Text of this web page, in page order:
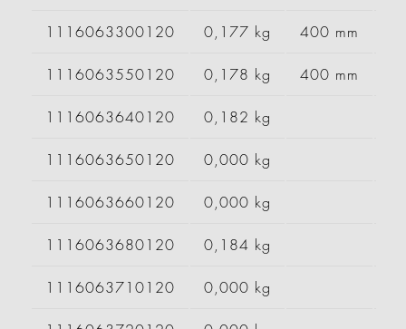
1116063300120 0,177 kg 400 mm
1116063550120 0,178 kg 400 mm
1116063640120 0,182 kg
1116063650120 0,000 kg
1116063660120 0,000 kg
1116063680120 0,184 kg
1116063710120 0,000 kg